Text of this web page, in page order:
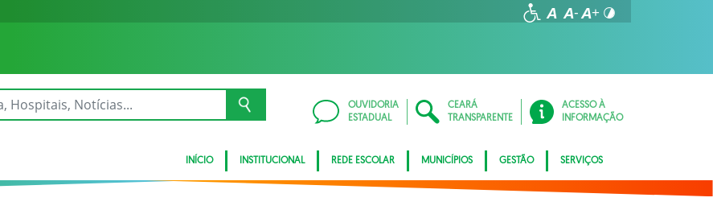
OUVIDORIA
ESTADUAL
CEARÁ
TRANSPARENTE
ACESSO À
INFORMAÇÃO
INÍCIO INSTITUCIONAL REDE ESCOLAR MUNICÍPIOS GESTÃO SERVIÇOS